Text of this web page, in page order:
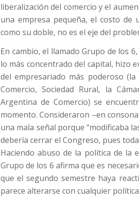
liberalización del comercio y el
una empresa pequeña, el costo de
como su doble, no es el eje del
En cambio, el llamado Grupo de los
lo más concentrado del capital, hizo
del empresariado más poderoso
Comercio, Sociedad Rural, la
Argentina de Comercio) se
momento. Consideraron –en
una mala señal porque “modificaba
debería cerrar el Congreso, pues
Haciendo abuso de la política de la
Grupo de los 6 afirma que es
que el segundo semestre haya
parece alterarse con cualquier